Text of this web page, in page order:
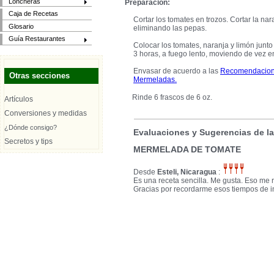
Caja de Recetas
Glosario
Guía Restaurantes
Otras secciones
Artículos
Conversiones y medidas
¿Dónde consigo?
Secretos y tips
Preparación:
Cortar los tomates en trozos. Cortar la
eliminando las pepas.
Colocar los tomates, naranja y limón
3 horas, a fuego lento, moviendo de vez
Envasar de acuerdo a las
Mermeladas.
Rinde 6 frascos de 6 oz.
Evaluaciones y Sugerencias de
MERMELADA DE TOMATE
Desde Esteli, Nicaragua :
Es una receta sencilla. Me gusta. Eso
Gracias por recordarme esos tiempos de